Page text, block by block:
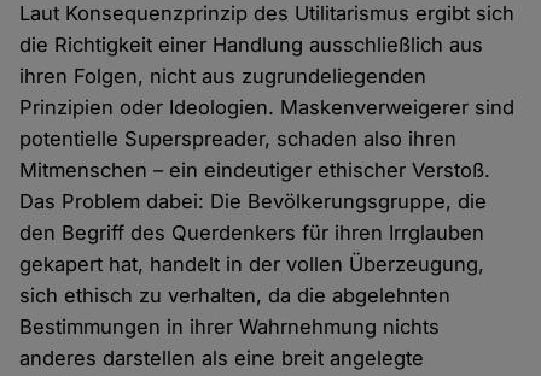
Laut Konsequenzprinzip des Utilitarismus ergibt sich
die Richtigkeit einer Handlung ausschließlich aus
ihren Folgen, nicht aus zugrundeliegenden
Prinzipien oder Ideologien. Maskenverweigerer sind
potentielle Superspreader, schaden also ihren
Mitmenschen – ein eindeutiger ethischer Verstoß.
Das Problem dabei: Die Bevölkerungsgruppe, die
den Begriff des Querdenkers für ihren Irrglauben
gekapert hat, handelt in der vollen Überzeugung,
sich ethisch zu verhalten, da die abgelehnten
Bestimmungen in ihrer Wahrnehmung nichts
anderes darstellen als eine breit angelegte